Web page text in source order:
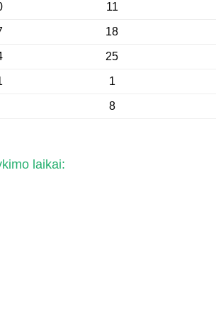
11
18
25
1
8
laikai: